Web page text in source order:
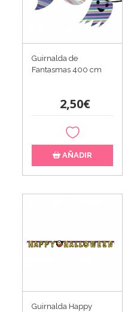
Guirnalda de
Fantasmas 400 cm
2,50€
AÑADIR
Guirnalda Happy